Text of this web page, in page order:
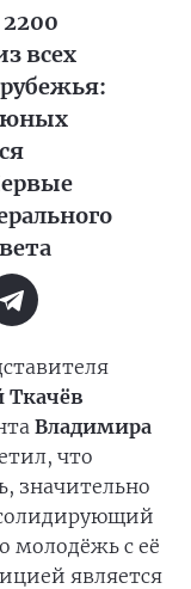
2200
всех
юных
Ткачёв
Владимира
что
значительно
молодёжь с её
является